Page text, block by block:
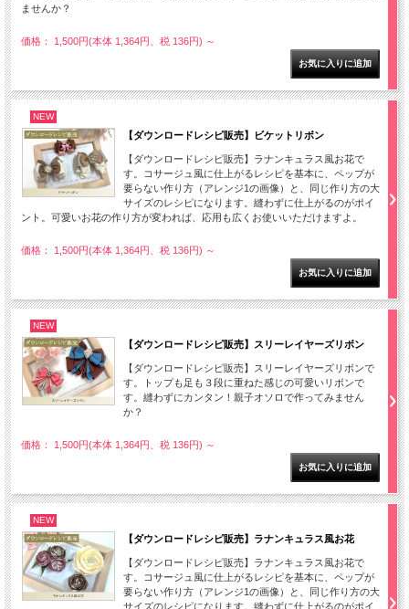
ませんか？
価格： 1,500円(本体 1,364円、税 136円) ～
NEW
【ダウンロードレシピ販売】ビケットリボン
【ダウンロードレシピ販売】ラナンキュラス風お花で
す。コサージュ風に仕上がるレシピを基本に、ペップが
要らない作り方（アレンジ1の画像）と、同じ作り方の大
サイズのレシピになります。縫わずに仕上がるのがポイ
ント。可愛いお花の作り方が変われば、応用も広くお使いいただけますよ。
価格： 1,500円(本体 1,364円、税 136円) ～
NEW
【ダウンロードレシピ販売】スリーレイヤーズリボン
【ダウンロードレシピ販売】スリーレイヤーズリボンで
す。トップも足も３段に重ねた感じの可愛いリボンで
す。縫わずにカンタン！親子オソロで作ってみません
か？
価格： 1,500円(本体 1,364円、税 136円) ～
NEW
【ダウンロードレシピ販売】ラナンキュラス風お花
【ダウンロードレシピ販売】ラナンキュラス風お花で
す。コサージュ風に仕上がるレシピを基本に、ペップが
要らない作り方（アレンジ1の画像）と、同じ作り方の大
サイズのレシピになります。縫わずに仕上がるのがポイ